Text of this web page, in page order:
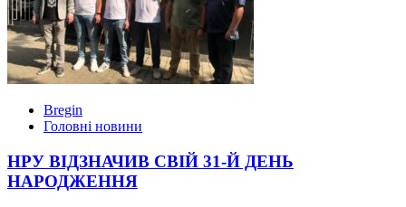
Bregin
Головні новини
НРУ ВІДЗНАЧИВ СВІЙ 31-Й ДЕНЬ
НАРОДЖЕННЯ